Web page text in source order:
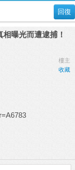
回復
曝光而遭逮捕！
樓主
收藏